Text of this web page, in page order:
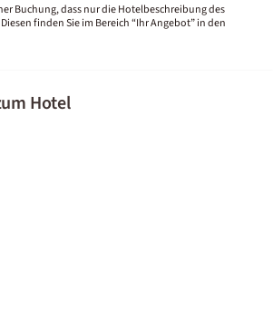
Buchung, dass nur die Hotelbeschreibung des
finden Sie im Bereich “Ihr Angebot” in den
Hotel